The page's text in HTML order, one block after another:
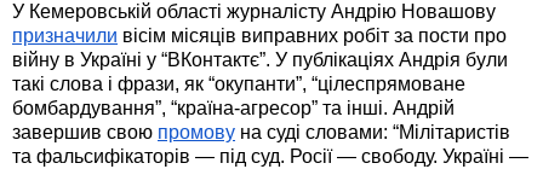
У Кемеровській області журналісту Андрію Новашову
призначили вісім місяців виправних робіт за пости про
війну в Україні у “ВКонтактє”. У публікаціях Андрія були
такі слова і фрази, як “окупанти”, “цілеспрямоване
бомбардування”, “країна-агресор” та інші. Андрій
завершив свою промову на суді словами: “Мілітаристів
та фальсифікаторів — під суд. Росії — свободу. Україні —